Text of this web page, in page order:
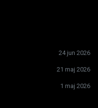
24 jun 2026
21 maj 2026
1 maj 2026